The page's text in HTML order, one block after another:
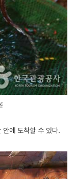
에 도착할 수 있다.